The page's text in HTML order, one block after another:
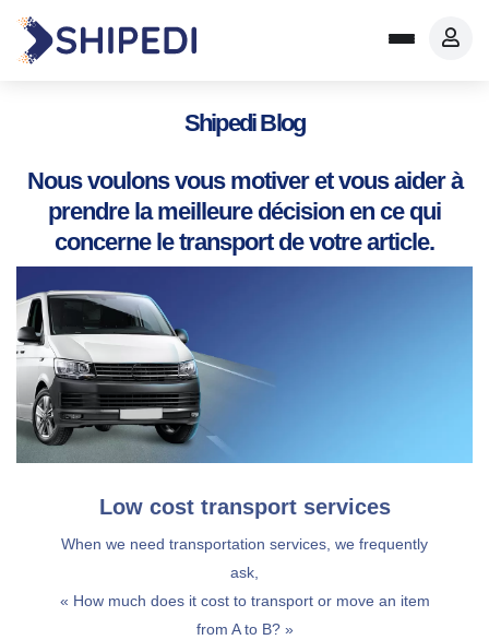
Shipedi Blog
Nous voulons vous motiver et vous aider à
prendre la meilleure décision en ce qui
concerne le transport de votre article.
Low cost transport services
When we need transportation services, we frequently
ask,
« How much does it cost to transport or move an item
from A to B? »